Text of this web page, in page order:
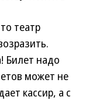
театр
Билет надо
может не
кассир, а с